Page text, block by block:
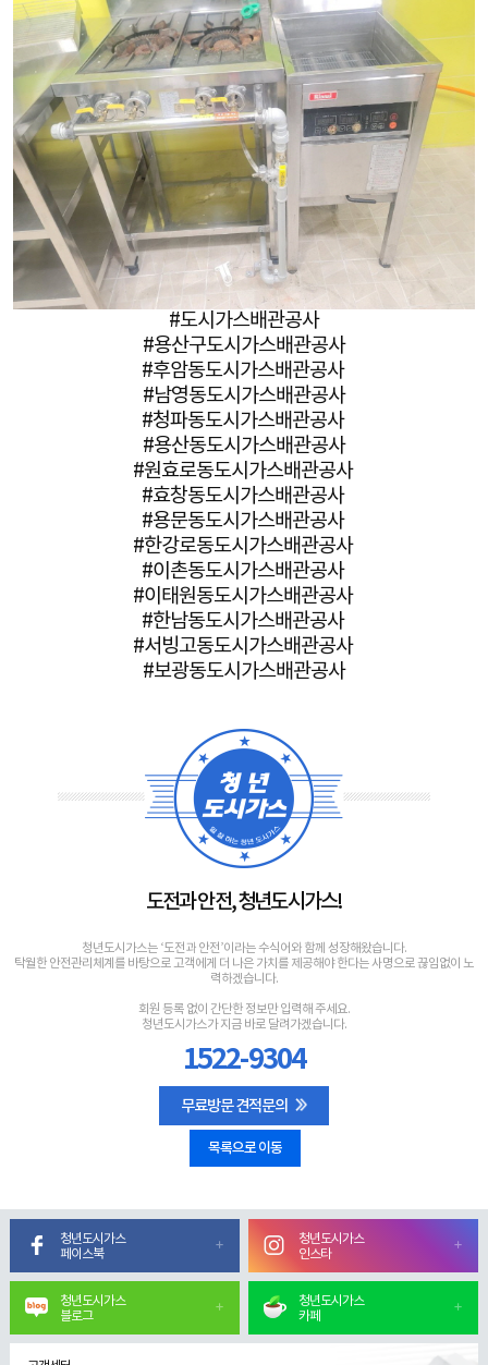
#도시가스배관공사
#용산구도시가스배관공사
#후암동도시가스배관공사
#남영동도시가스배관공사
#청파동도시가스배관공사
#용산동도시가스배관공사
#원효로동도시가스배관공사
#효창동도시가스배관공사
#용문동도시가스배관공사
#한강로동도시가스배관공사
#이촌동도시가스배관공사
#이태원동도시가스배관공사
#한남동도시가스배관공사
#서빙고동도시가스배관공사
#보광동도시가스배관공사
도전과 안전, 청년도시가스!
청년도시가스는 ‘도전과 안전’이라는 수식어와 함께 성장해왔습니다.
탁월한 안전관리체계를 바탕으로 고객에게 더 나은 가치를 제공해야 한다는 사명으로 끊임없이 노
력하겠습니다.
회원 등록 없이 간단한 정보만 입력해 주세요.
청년도시가스가 지금 바로 달려가겠습니다.
1522-9304
무료방문 견적문의
목록으로 이동
청년도시가스
페이스북
청년도시가스
인스타
청년도시가스
블로그
청년도시가스
카페